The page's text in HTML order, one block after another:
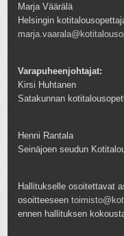
Marja Väärälä
Helsingin
Varapuheenjohtajat:
Kirsi Huhtanen
Satakunnan
Henni Rantala
Seinäjoen seudun
Hallitukselle osoitettavat
osoitteeseen
ennen hallituksen